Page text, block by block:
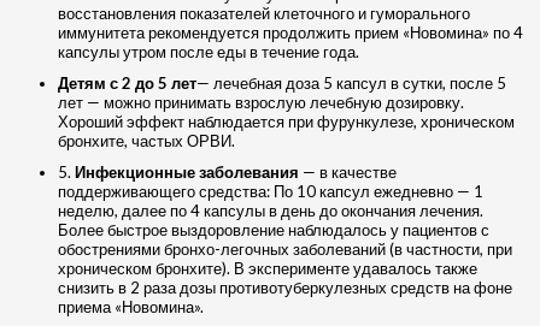
восстановления показателей клеточного и гуморального
иммунитета рекомендуется продолжить прием «Новомина» по 4
капсулы утром после еды в течение года.
Детям с 2 до 5 лет— лечебная доза 5 капсул в сутки, после 5
лет — можно принимать взрослую лечебную дозировку.
Хороший эффект наблюдается при фурункулезе, хроническом
бронхите, частых ОРВИ.
5. Инфекционные заболевания — в качестве
поддерживающего средства: По 10 капсул ежедневно — 1
неделю, далее по 4 капсулы в день до окончания лечения.
Более быстрое выздоровление наблюдалось у пациентов с
обострениями бронхо-легочных заболеваний (в частности, при
хроническом бронхите). В эксперименте удавалось также
снизить в 2 раза дозы противотуберкулезных средств на фоне
приема «Новомина».